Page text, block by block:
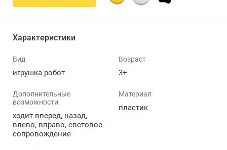
Характеристики
Вид
игрушка робот
Возраст
3+
Дополнительные
возможности
ходит вперед, назад,
влево, вправо, световое
сопровождение
Материал
пластик